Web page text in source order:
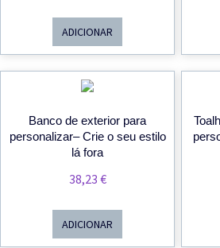
ADICIONAR
Banco de exterior para
personalizar– Crie o seu estilo
lá fora
38,23 €
ADICIONAR